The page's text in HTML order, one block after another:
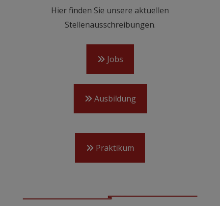
Hier finden Sie unsere aktuellen
Stellenausschreibungen.
Jobs
Ausbildung
Praktikum